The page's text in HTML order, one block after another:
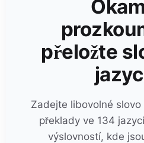
přeložte
Zadejte libovolné
překlady ve 134
výslovností, kde